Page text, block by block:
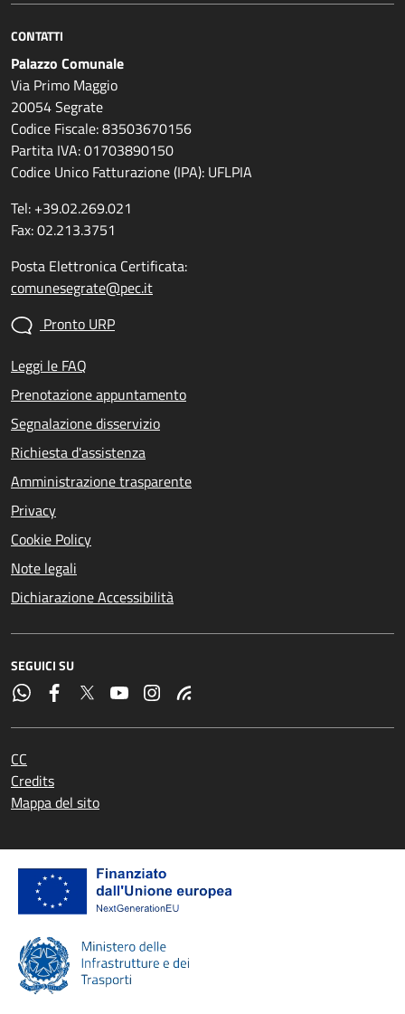
CONTATTI
Palazzo Comunale
Via Primo Maggio
20054 Segrate
Codice Fiscale: 83503670156
Partita IVA: 01703890150
Codice Unico Fatturazione (IPA): UFLPIA
Tel: +39.02.269.021
Fax: 02.213.3751
Posta Elettronica Certificata:
comunesegrate@pec.it
Pronto URP
Leggi le FAQ
Prenotazione appuntamento
Segnalazione disservizio
Richiesta d'assistenza
Amministrazione trasparente
Privacy
Cookie Policy
Note legali
Dichiarazione Accessibilità
SEGUICI SU
CC
Credits
Mappa del sito